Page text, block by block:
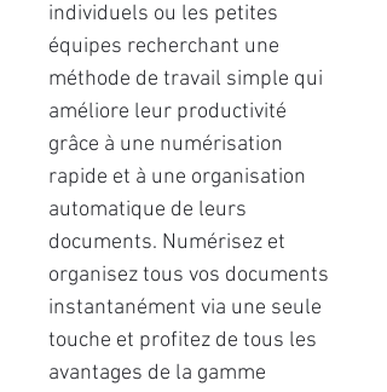
individuels ou les petites
équipes recherchant une
méthode de travail simple qui
améliore leur productivité
grâce à une numérisation
rapide et à une organisation
automatique de leurs
documents. Numérisez et
organisez tous vos documents
instantanément via une seule
touche et profitez de tous les
avantages de la gamme